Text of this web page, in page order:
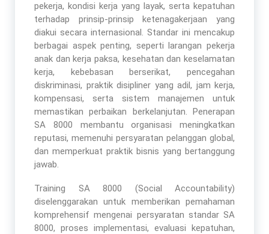
pekerja, kondisi kerja yang layak, serta kepatuhan
terhadap prinsip-prinsip ketenagakerjaan yang
diakui secara internasional. Standar ini mencakup
berbagai aspek penting, seperti larangan pekerja
anak dan kerja paksa, kesehatan dan keselamatan
kerja, kebebasan berserikat, pencegahan
diskriminasi, praktik disipliner yang adil, jam kerja,
kompensasi, serta sistem manajemen untuk
memastikan perbaikan berkelanjutan. Penerapan
SA 8000 membantu organisasi meningkatkan
reputasi, memenuhi persyaratan pelanggan global,
dan memperkuat praktik bisnis yang bertanggung
jawab.
Training SA 8000 (Social Accountability)
diselenggarakan untuk memberikan pemahaman
komprehensif mengenai persyaratan standar SA
8000, proses implementasi, evaluasi kepatuhan,